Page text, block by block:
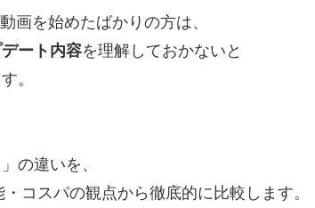
画を始めたばかりの方は、
ート内容を理解しておかないと
。
の違いを、
コスパの観点から徹底的に比較します。